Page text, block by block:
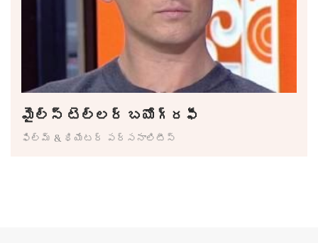
మైల్స్ టెల్లర్ బయోగ్రఫీ
ఫిల్మ్ & థియేటర్ పర్సనాలిటీస్